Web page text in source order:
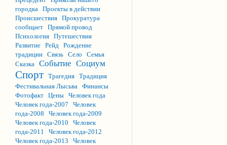
городка Проекты в действии
Происшествия Прокуратура
сообщает Прямой провод
Психология Путешествия
Развитие Рейд Рождение
традиции Связь Село
Семья
Сказка Событие Социум
Спорт Трагедия Традиция
Фестивальная Лысьва Финансы
Фотофакт Цены Человек года
Человек года-2007
Человек
года-2008
Человек года-2009
Человек года-2010
Человек
года-2011
Человек года-2012
Человек года-2013
Человек